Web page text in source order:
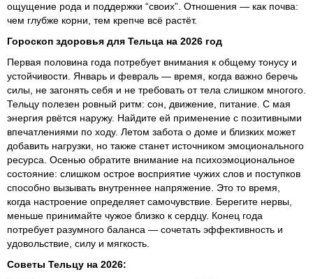
ощущение рода и поддержки “своих”. Отношения — как почва:
чем глубже корни, тем крепче всё растёт.
Гороскоп здоровья для Тельца на 2026 год
Первая половина года потребует внимания к общему тонусу и
устойчивости. Январь и февраль — время, когда важно беречь
силы, не загонять себя и не требовать от тела слишком многого.
Тельцу полезен ровный ритм: сон, движение, питание. С мая
энергия рвётся наружу. Найдите ей применение с позитивными
впечатлениями по ходу. Летом забота о доме и близких может
добавить нагрузки, но также станет источником эмоционального
ресурса. Осенью обратите внимание на психоэмоциональное
состояние: слишком острое восприятие чужих слов и поступков
способно вызывать внутреннее напряжение. Это то время,
когда настроение определяет самочувствие. Берегите нервы,
меньше принимайте чужое близко к сердцу. Конец года
потребует разумного баланса — сочетать эффективность и
удовольствие, силу и мягкость.
Советы Тельцу на 2026: